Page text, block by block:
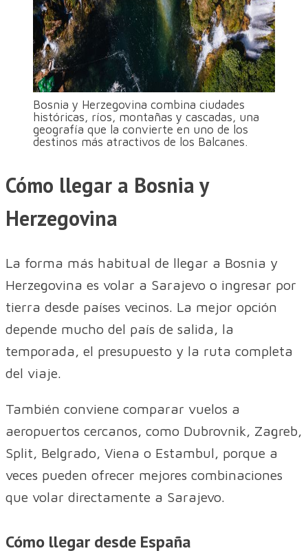
Bosnia y Herzegovina combina ciudades
históricas, ríos, montañas y cascadas, una
geografía que la convierte en uno de los
destinos más atractivos de los Balcanes.
Cómo llegar a Bosnia y
Herzegovina
La forma más habitual de llegar a Bosnia y
Herzegovina es volar a Sarajevo o ingresar por
tierra desde países vecinos. La mejor opción
depende mucho del país de salida, la
temporada, el presupuesto y la ruta completa
del viaje.
También conviene comparar vuelos a
aeropuertos cercanos, como Dubrovnik, Zagreb,
Split, Belgrado, Viena o Estambul, porque a
veces pueden ofrecer mejores combinaciones
que volar directamente a Sarajevo.
Cómo llegar desde España